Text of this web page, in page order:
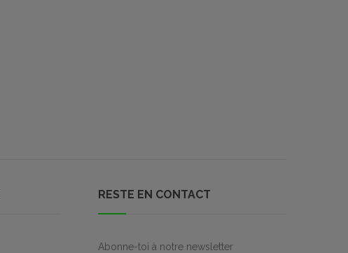
RESTE EN CONTACT
Abonne-toi à notre newsletter